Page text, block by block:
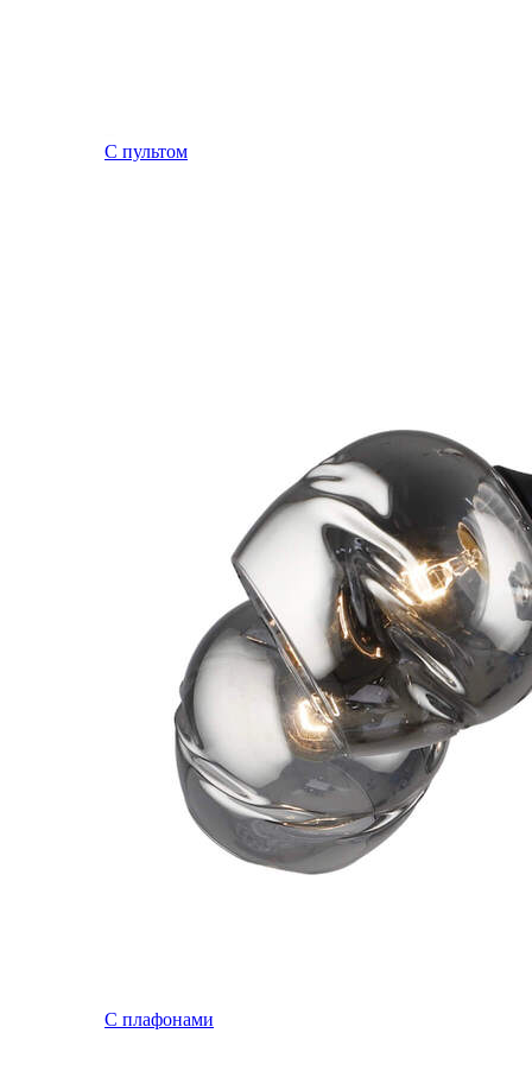
С пультом
С плафонами